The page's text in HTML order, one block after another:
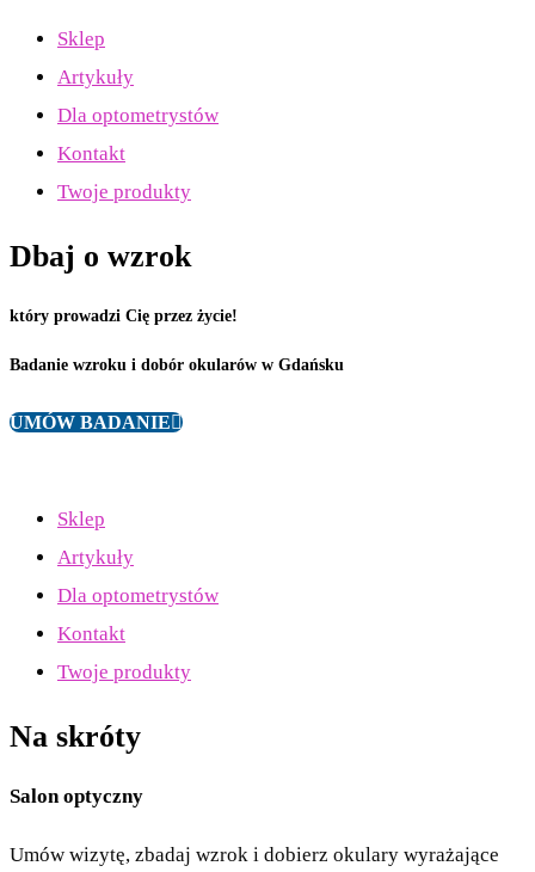
Sklep
Artykuły
Dla optometrystów
Kontakt
Twoje produkty
Dbaj o wzrok
który prowadzi Cię przez życie!
Badanie wzroku i dobór okularów w Gdańsku
UMÓW BADANIE
Sklep
Artykuły
Dla optometrystów
Kontakt
Twoje produkty
Na skróty
Salon optyczny
Umów wizytę, zbadaj wzrok i dobierz okulary wyrażające